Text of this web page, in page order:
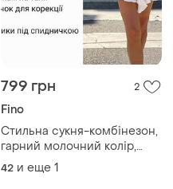
799 грн 2
Fino
Стильна сукня-комбінезон,
гарний молочний колір,
розмір s-m
42 и еще 1